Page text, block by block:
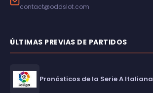
contact@oddslot.com
ÚLTIMAS PREVIAS DE PARTIDOS
Pronósticos de la Serie A Italiana